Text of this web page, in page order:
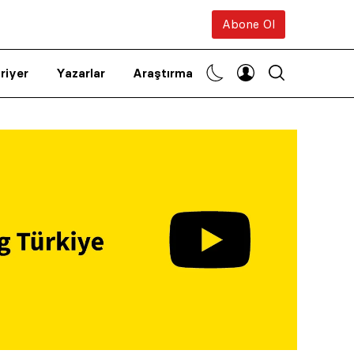
Abone Ol
Yazarlar Araştırma